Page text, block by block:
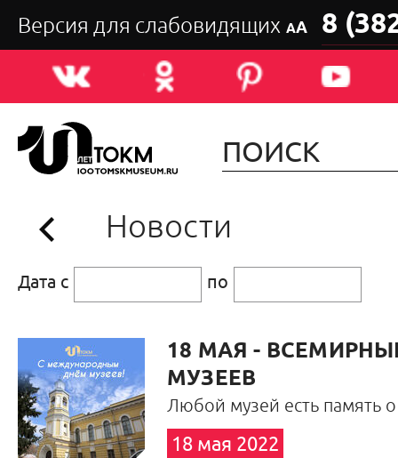
Версия для слабовидящих АА 8
Новости
Дата с по
18 МАЯ -
МУЗЕЕВ
Любой музей есть память о
18 мая 2022